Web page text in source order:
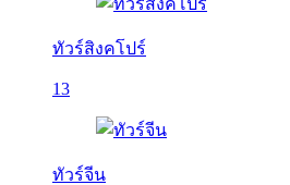
ทัวร์สิงคโปร์
13
ทัวร์จีน